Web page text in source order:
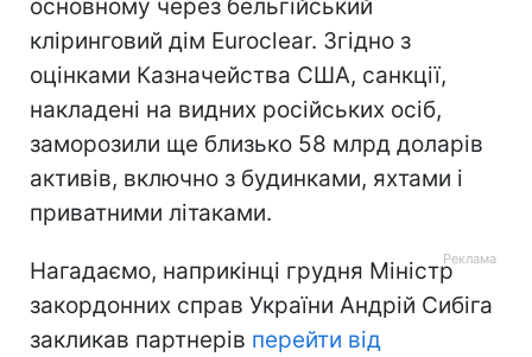
основному через бельгійський
кліринговий дім Euroclear. Згідно з
оцінками Казначейства США, санкції,
накладені на видних російських осіб,
заморозили ще близько 58 млрд доларів
активів, включно з будинками, яхтами і
приватними літаками.
Нагадаємо, наприкінці грудня Міністр
закордонних справ України Андрій Сибіга
закликав партнерів перейти від